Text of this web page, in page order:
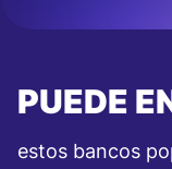
PUEDE
estos bancos